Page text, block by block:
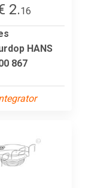
2.16
HANS
867